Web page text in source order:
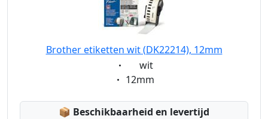
Brother etiketten wit (DK22214), 12mm
Eigenschaft:
wit
Eigenschaft:
12mm
📦 Lagerstatus:
Beschikbaarheid en levertijd